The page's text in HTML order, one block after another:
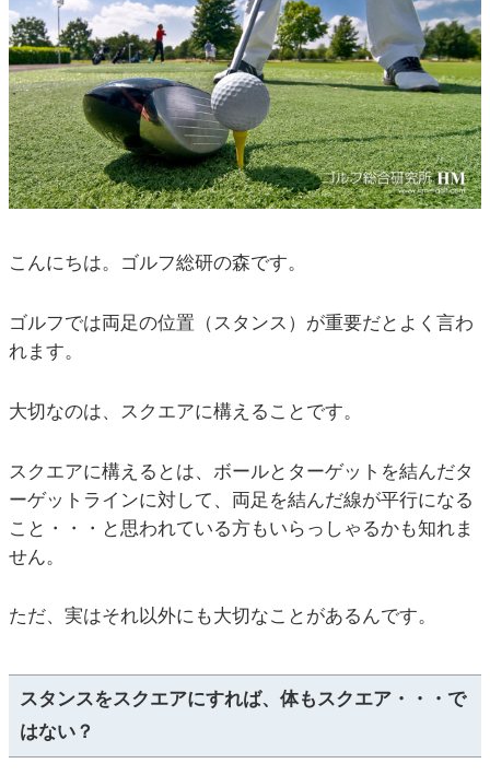
こんにちは。ゴルフ総研の森です。
ゴルフでは両足の位置（スタンス）が重要だとよく言わ
れます。
大切なのは、スクエアに構えることです。
スクエアに構えるとは、ボールとターゲットを結んだタ
ーゲットラインに対して、両足を結んだ線が平行になる
こと・・・と思われている方もいらっしゃるかも知れま
せん。
ただ、実はそれ以外にも大切なことがあるんです。
スタンスをスクエアにすれば、体もスクエア・・・で
はない？